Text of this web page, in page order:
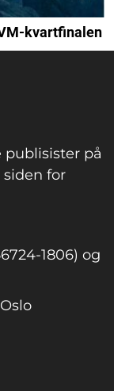
kvartfinalen
publisister på
siden for
1806) og